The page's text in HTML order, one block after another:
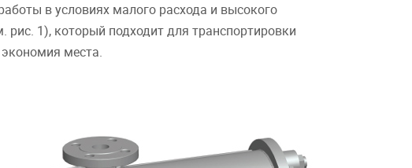
в условиях малого расхода и высокого
1), который подходит для транспортировки
места.